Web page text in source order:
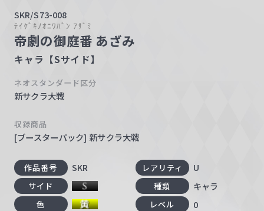
SKR/S73-008
ﾃｲｹﾞｷﾉｵﾆﾜﾊﾞﾝ ｱｻﾞﾐ
帝劇の御庭番 あざみ
キャラ【Sサイド】
ネオスタンダード区分
新サクラ大戦
収録商品
[ブースターパック] 新サクラ大戦
作品番号 SKR レアリティ U
サイド 種類 キャラ
色 レベル 0